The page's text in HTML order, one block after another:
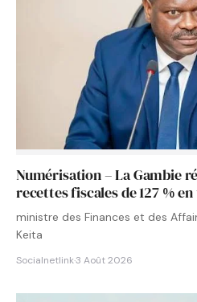
Numérisation – La Gambie
recettes fiscales de 127 %
ministre des Finances et des
Keita
Socialnetlink·3 Août 2026